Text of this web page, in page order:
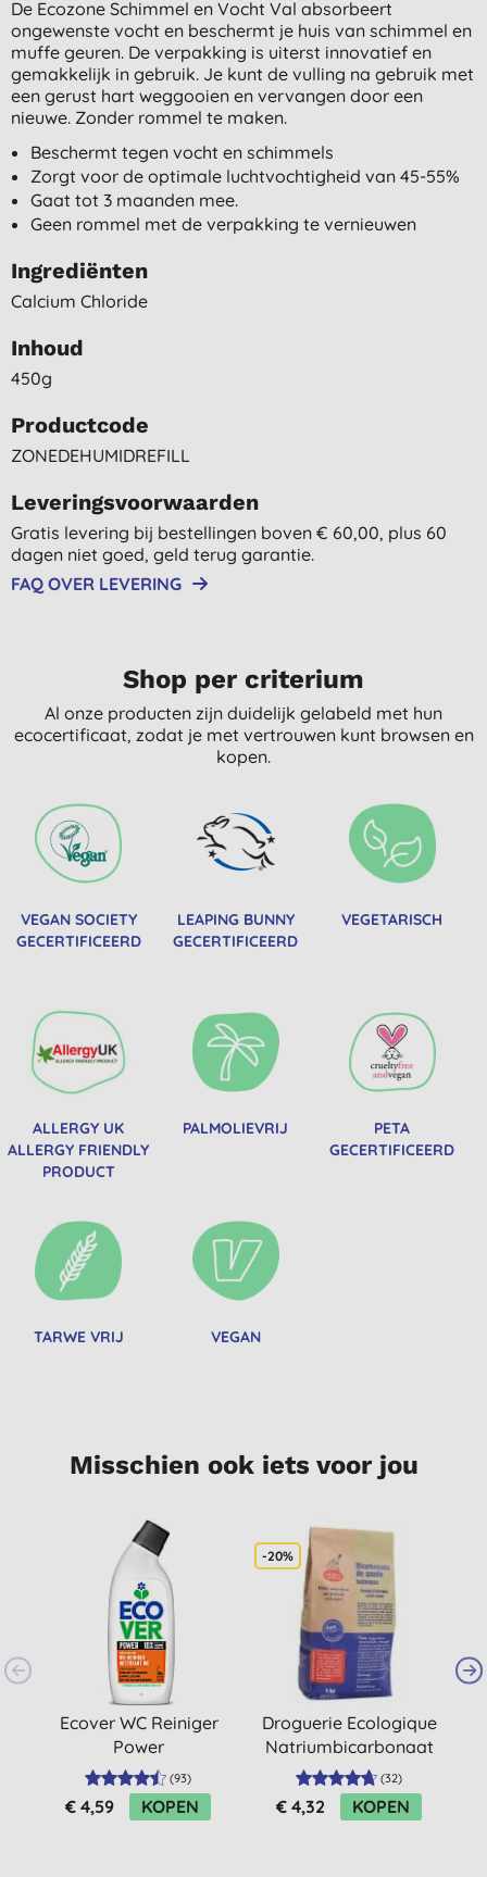
De Ecozone Schimmel en Vocht Val absorbeert
ongewenste vocht en beschermt je huis van schimmel en
muffe geuren. De verpakking is uiterst innovatief en
gemakkelijk in gebruik. Je kunt de vulling na gebruik met
een gerust hart weggooien en vervangen door een
nieuwe. Zonder rommel te maken.
Beschermt tegen vocht en schimmels
Zorgt voor de optimale luchtvochtigheid van 45-55%
Gaat tot 3 maanden mee.
Geen rommel met de verpakking te vernieuwen
Ingrediënten
Calcium Chloride
Inhoud
450g
Productcode
ZONEDEHUMIDREFILL
Leveringsvoorwaarden
Gratis levering bij bestellingen boven € 60,00, plus 60
dagen niet goed, geld terug garantie.
FAQ OVER LEVERING
Shop per criterium
Al onze producten zijn duidelijk gelabeld met hun
ecocertificaat, zodat je met vertrouwen kunt browsen en
kopen.
VEGAN SOCIETY
GECERTIFICEERD
LEAPING BUNNY
GECERTIFICEERD
VEGETARISCH
ALLERGY UK
ALLERGY FRIENDLY
PRODUCT
PALMOLIEVRIJ
PETA
GECERTIFICEERD
TARWE VRIJ VEGAN
Misschien ook iets voor jou
Ecover WC Reiniger
Power
(93)
€ 4,59 KOPEN
-20%
Droguerie Ecologique
Natriumbicarbonaat
1kg
(32)
€ 4,32 KOPEN